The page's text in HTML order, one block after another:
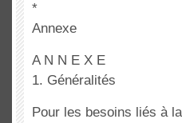
*
Annexe
A N N E X E
1. Généralités
Pour les besoins liés à